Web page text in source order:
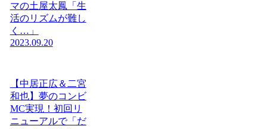
マの土屋太鳳「生
活のリズムが難し
く…」
2023.09.20
【中居正広＆二宮
和也】夢のコンビ
MC実現！初回リ
ニューアルで「だ